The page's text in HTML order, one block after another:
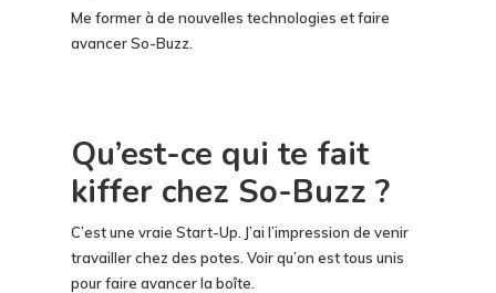
Me former à de nouvelles technologies et faire
avancer So-Buzz.
Qu’est-ce qui te fait
kiffer chez So-Buzz ?
C’est une vraie Start-Up. J’ai l’impression de venir
travailler chez des potes. Voir qu’on est tous unis
pour faire avancer la boîte.